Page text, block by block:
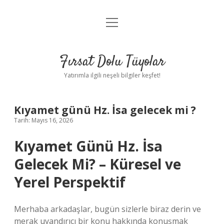
Gizlilik Politikası
Yasal Uyarı
menüyü
Fırsat Dolu Tüyolar
Yatırımla ilgili neşeli bilgiler keşfet!
Kıyamet günü Hz. İsa gelecek mi ?
Tarih: Mayıs 16, 2026
Kıyamet Günü Hz. İsa
Gelecek Mi? – Küresel ve
Yerel Perspektif
Merhaba arkadaşlar, bugün sizlerle biraz derin ve
merak uyandırıcı bir konu hakkında konuşmak